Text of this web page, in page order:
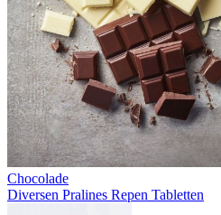
Chocolade
Diversen Pralines Repen Tabletten